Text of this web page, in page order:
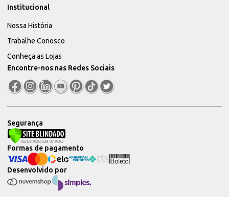
Institucional
Nossa História
Trabalhe Conosco
Conheça as Lojas
Encontre-nos nas Redes Sociais
Segurança
Desenvolvido por
Formas de pagamento